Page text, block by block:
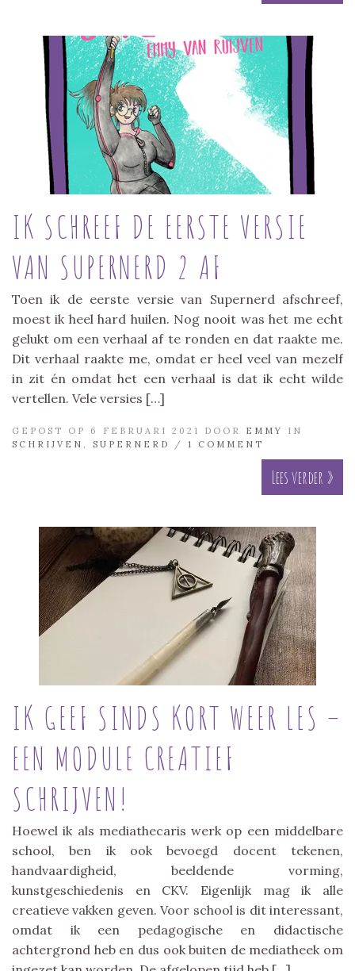
IK SCHREEF DE EERSTE VERSIE
VAN SUPERNERD 2 AF
Toen ik de eerste versie van Supernerd afschreef,
moest ik heel hard huilen. Nog nooit was het me echt
gelukt om een verhaal af te ronden en dat raakte me.
Dit verhaal raakte me, omdat er heel veel van mezelf
in zit én omdat het een verhaal is dat ik echt wilde
vertellen. Vele versies […]
GEPOST OP 6 FEBRUARI 2021 DOOR EMMY
IN
SCHRIJVEN
SUPERNERD / 1 COMMENT
Lees verder »
IK GEEF SINDS KORT WEER LES –
EEN MODULE CREATIEF
SCHRIJVEN!
Hoewel ik als mediathecaris werk op een middelbare
school, ben ik ook bevoegd docent tekenen,
handvaardigheid, beeldende vorming,
kunstgeschiedenis en CKV. Eigenlijk mag ik alle
creatieve vakken geven. Voor school is dit interessant,
omdat ik een pedagogische en didactische
achtergrond heb en dus ook buiten de mediatheek om